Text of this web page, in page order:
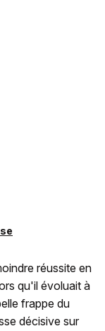
réussite en
qu'il évoluait à
frappe du
décisive sur